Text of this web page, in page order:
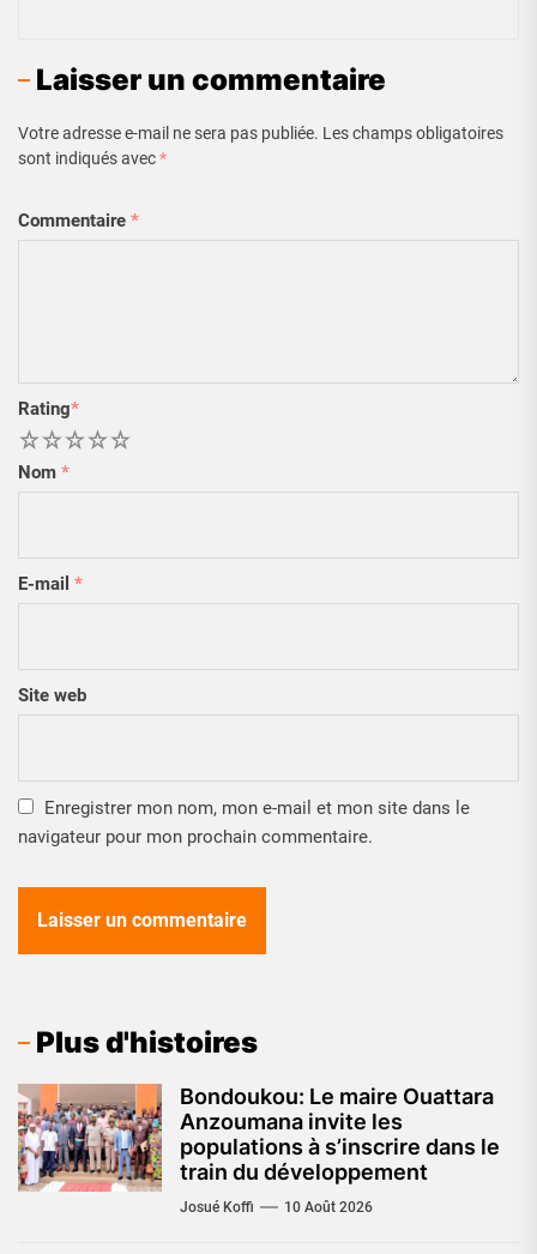
Laisser un commentaire
Votre adresse e-mail ne sera pas publiée. Les champs obligatoires
sont indiqués avec*
Commentaire *
Rating*
5
4
3
2
Nom *
E-mail *
Site web
Enregistrer mon nom, mon e-mail et mon site dans le
navigateur pour mon prochain commentaire.
Plus d'histoires
Bondoukou: Le maire Ouattara
Anzoumana invite les
populations à s’inscrire dans le
train du développement
Josué Koffi 10 Août 2026